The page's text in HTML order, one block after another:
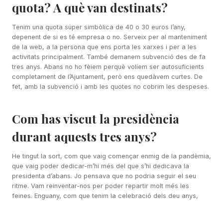
quota? A què van destinats?
Tenim una quota súper simbòlica de 40 o 30 euros l’any,
depenent de si es té empresa o no. Serveix per al manteniment
de la web, a la persona que ens porta les xarxes i per a les
activitats principalment. També demanem subvenció des de fa
tres anys. Abans no ho fèiem perquè volíem ser autosuficients
completament de l’Ajuntament, però ens quedàvem curtes. De
fet, amb la subvenció i amb les quotes no cobrim les despeses.
Com has viscut la presidència
durant aquests tres anys?
He tingut la sort, com que vaig començar enmig de la pandèmia,
que vaig poder dedicar-m’hi més del que s’hi dedicava la
presidenta d’abans. Jo pensava que no podria seguir el seu
ritme. Vam reinventar-nos per poder repartir molt més les
feines. Enguany, com que tenim la celebració dels deu anys,